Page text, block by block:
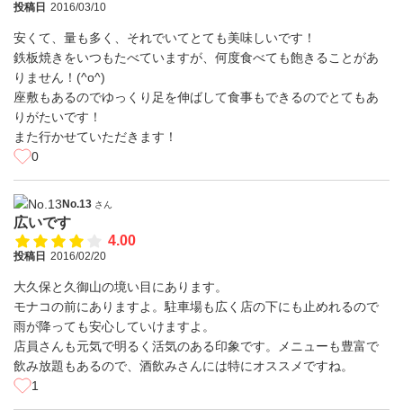
投稿日 2016/03/10
安くて、量も多く、それでいてとても美味しいです！
鉄板焼きをいつもたべていますが、何度食べても飽きることがあ
りません！(^o^)
座敷もあるのでゆっくり足を伸ばして食事もできるのでとてもあ
りがたいです！
また行かせていただきます！
0
No.13 さん
広いです
4.00
投稿日 2016/02/20
大久保と久御山の境い目にあります。
モナコの前にありますよ。駐車場も広く店の下にも止めれるので
雨が降っても安心していけますよ。
店員さんも元気で明るく活気のある印象です。メニューも豊富で
飲み放題もあるので、酒飲みさんには特にオススメですね。
1